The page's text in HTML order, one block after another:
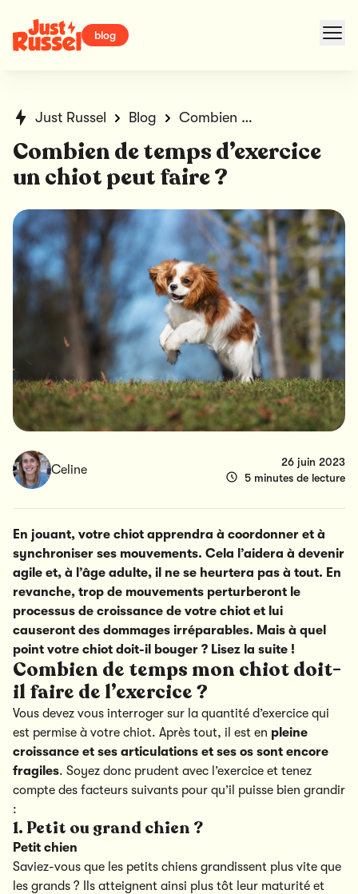
blog
Just Russel Blog Combien de temps d’exercice un chiot peut faire ?
Combien de temps d’exercice
un chiot peut faire ?
Celine
26 juin 2023
5 minutes de lecture
En jouant, votre chiot apprendra à coordonner et à
synchroniser ses mouvements. Cela l’aidera à devenir
agile et, à l’âge adulte, il ne se heurtera pas à tout. En
revanche, trop de mouvements perturberont le
processus de croissance de votre chiot et lui
causeront des dommages irréparables. Mais à quel
point votre chiot doit-il bouger ? Lisez la suite !
Combien de temps mon chiot doit-
il faire de l’exercice ?
Vous devez vous interroger sur la quantité d’exercice qui
est permise à votre chiot. Après tout, il est en pleine
croissance et ses articulations et ses os sont encore
fragiles. Soyez donc prudent avec l’exercice et tenez
compte des facteurs suivants pour qu’il puisse bien grandir
:
1. Petit ou grand chien ?
Petit chien
Saviez-vous que les petits chiens grandissent plus vite que
les grands ? Ils atteignent ainsi plus tôt leur maturité et